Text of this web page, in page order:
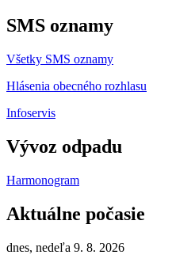
SMS oznamy
Všetky SMS oznamy
Hlásenia obecného rozhlasu
Infoservis
Vývoz odpadu
Harmonogram
Aktuálne počasie
dnes, nedeľa 9. 8. 2026